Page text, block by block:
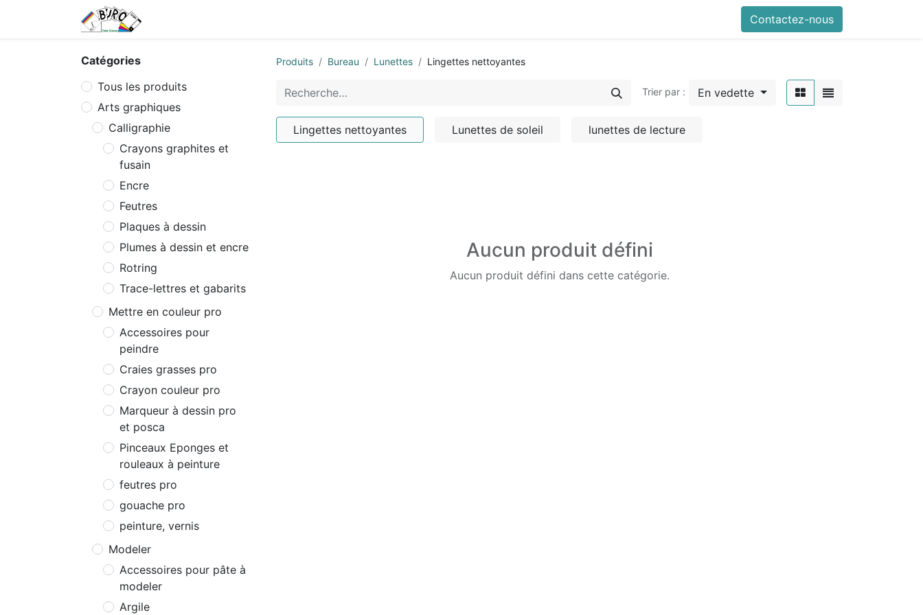
Contactez-nous
Catégories
Tous les produits
Arts graphiques
Calligraphie
Crayons graphites et
fusain
Encre
Feutres
Plaques à dessin
Plumes à dessin et encre
Rotring
Trace-lettres et gabarits
Mettre en couleur pro
Accessoires pour
peindre
Craies grasses pro
Crayon couleur pro
Marqueur à dessin pro
et posca
Pinceaux Eponges et
rouleaux à peinture
feutres pro
gouache pro
peinture, vernis
Modeler
Accessoires pour pâte à
modeler
Argile
Produits Bureau Lunettes Lingettes nettoyantes
Trier par : En vedette
Lingettes nettoyantes Lunettes de soleil lunettes de lecture
Aucun produit défini
Aucun produit défini dans cette catégorie.